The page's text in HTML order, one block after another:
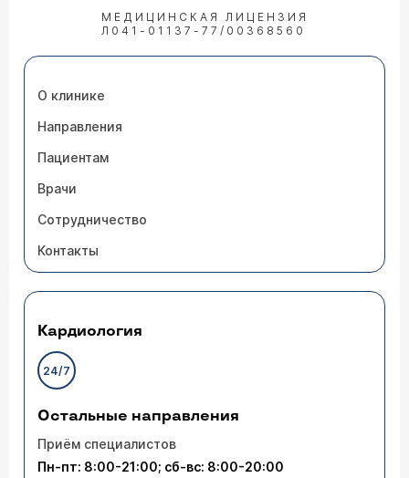
МЕДИЦИНСКАЯ ЛИЦЕНЗИЯ
Л041-01137-77/00368560
О клинике
Направления
Пациентам
Врачи
Сотрудничество
Контакты
Кардиология
24/7
Остальные направления
Приём специалистов
Пн-пт: 8:00-21:00; сб-вс: 8:00-20:00